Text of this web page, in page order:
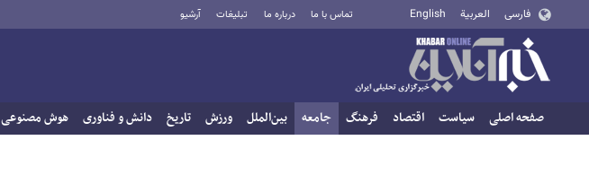
فارسی العربية English تماس با ما درباره ما تبلیغات آرشیو
صفحه اصلی سیاست اقتصاد فرهنگ جامعه بین‌الملل ورزش تاریخ دانش و فناوری هوش مصنوعی